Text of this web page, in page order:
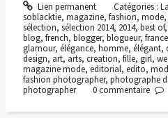
Lien permanent Catégories :
soblacktie, magazine, fashion, mode,
sélection, sélection 2014, 2014, best of,
blog, french, blogger, blogueur, france
glamour, élégance, homme, élégant,
design, art, arts, creation, fille, girl,
magazine mode, editorial, edito,
fashion photographer, photographe
photographer
0commentaire